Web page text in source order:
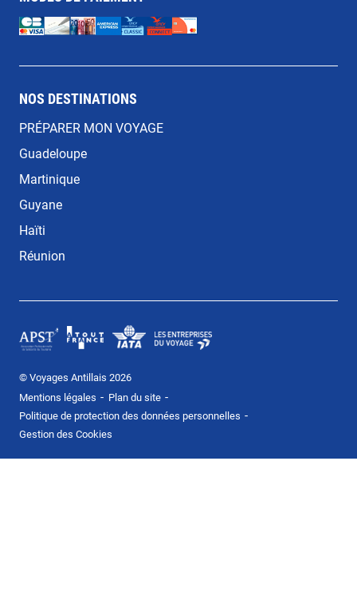
NOS DESTINATIONS
PRÉPARER MON VOYAGE
Guadeloupe
Martinique
Guyane
Haïti
Réunion
Mentions légales - Plan du site -
Politique de protection des données personnelles -
Gestion des Cookies
© Voyages Antillais 2026